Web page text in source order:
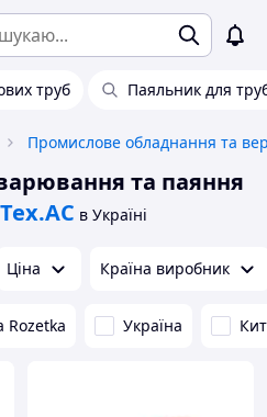
труб Паяльник для
та паяння
Tex.AC в Україні
Ціна Країна виробник
Rozetka Україна